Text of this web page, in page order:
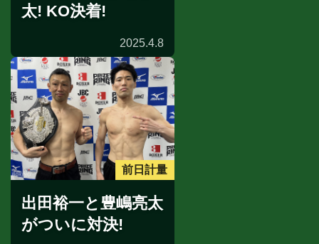
太! KO決着!
2025.4.8
前日計量
出田裕一と豊嶋亮太
がついに対決!